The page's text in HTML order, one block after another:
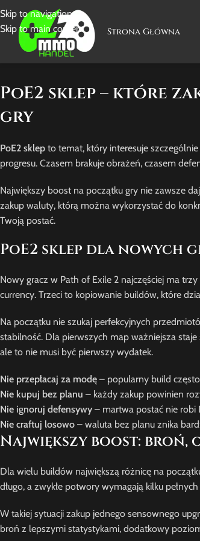
Skip to navigation
Skip to main content
Strona Główna
PoE2 sklep – które
gry
PoE2 sklep to temat, który interesuje
progresu. Czasem brakuje obrażeń, czasem
Największy boost na początku gry nie zawsze
zakup waluty, którą można wykorzystać do
Twoją postać.
PoE2 sklep dla nowych
Nowy gracz w Path of Exile 2 najczęściej ma
currency. Trzeci to kopiowanie buildów, które
Na początku nie szukaj perfekcyjnych
stabilność. Dla pierwszych map ważniejsza
ale to nie musi być pierwszy wydatek.
Nie przepłacaj za modę – popularny build
Nie kupuj bez planu – każdy zakup powinien
Nie ignoruj defensywy– martwa postać nie robi
Nie craftuj losowo – waluta bez planu znika
Największy boost:
Dla wielu buildów największą różnicę na
długo, a zwykłe potwory wymagają kilku
W takiej sytuacji zakup jednego sensownego
broń z lepszymi statystykami, dodatkowy